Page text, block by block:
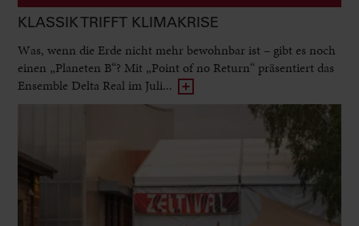
KLASSIK TRIFFT KLIMAKRISE
Was, wenn die Erde nicht mehr bewohnbar ist – gibt es noch
einen „Planeten B“? Mit „Point of no Return“ präsentiert das
Ensemble Delta Real im Juli...